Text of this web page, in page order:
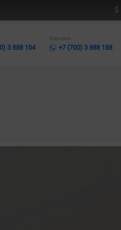
3 888 104
Жарнама
+7 (700) 3 888 188